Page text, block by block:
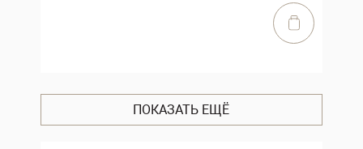
ПОКАЗАТЬ ЕЩЁ